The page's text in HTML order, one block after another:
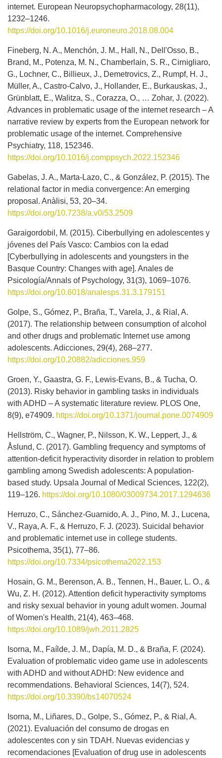
internet. European Neuropsychopharmacology, 28(11),
1232–1246.
https://doi.org/10.1016/j.euroneuro.2018.08.004
Fineberg, N. A., Menchón, J. M., Hall, N., Dell'Osso, B.,
Brand, M., Potenza, M. N., Chamberlain, S. R., Cirnigliaro,
G., Lochner, C., Billieux, J., Demetrovics, Z., Rumpf, H. J.,
Müller, A., Castro-Calvo, J., Hollander, E., Burkauskas, J.,
Grünblatt, E., Walitza, S., Corazza, O., … Zohar, J. (2022).
Advances in problematic usage of the internet research – A
narrative review by experts from the European network for
problematic usage of the internet. Comprehensive
Psychiatry, 118, 152346.
https://doi.org/10.1016/j.comppsych.2022.152346
Gabelas, J. A., Marta-Lazo, C., & González, P. (2015). The
relational factor in media convergence: An emerging
proposal. Anàlisi, 53, 20–34.
https://doi.org/10.7238/a.v0i53.2509
Garaigordobil, M. (2015). Ciberbullying en adolescentes y
jóvenes del País Vasco: Cambios con la edad
[Cyberbullying in adolescents and youngsters in the
Basque Country: Changes with age]. Anales de
Psicología/Annals of Psychology, 31(3), 1069–1076.
https://doi.org/10.6018/analesps.31.3.179151
Golpe, S., Gómez, P., Braña, T., Varela, J., & Rial, A.
(2017). The relationship between consumption of alcohol
and other drugs and problematic Internet use among
adolescents. Adicciones, 29(4), 268–277.
https://doi.org/10.20882/adicciones.959
Groen, Y., Gaastra, G. F., Lewis-Evans, B., & Tucha, O.
(2013). Risky behavior in gambling tasks in individuals
with ADHD – A systematic literature review. PLOS One,
8(9), e74909. https://doi.org/10.1371/journal.pone.0074909
Hellström, C., Wagner, P., Nilsson, K. W., Leppert, J., &
Åslund, C. (2017). Gambling frequency and symptoms of
attention-deficit hyperactivity disorder in relation to problem
gambling among Swedish adolescents: A population-
based study. Upsala Journal of Medical Sciences, 122(2),
119–126. https://doi.org/10.1080/03009734.2017.1294636
Herruzo, C., Sánchez-Guarnido, A. J., Pino, M. J., Lucena,
V., Raya, A. F., & Herruzo, F. J. (2023). Suicidal behavior
and problematic internet use in college students.
Psicothema, 35(1), 77–86.
https://doi.org/10.7334/psicothema2022.153
Hosain, G. M., Berenson, A. B., Tennen, H., Bauer, L. O., &
Wu, Z. H. (2012). Attention deficit hyperactivity symptoms
and risky sexual behavior in young adult women. Journal
of Women's Health, 21(4), 463–468.
https://doi.org/10.1089/jwh.2011.2825
Isorna, M., Faílde, J. M., Dapía, M. D., & Braña, F. (2024).
Evaluation of problematic video game use in adolescents
with ADHD and without ADHD: New evidence and
recommendations. Behavioral Sciences, 14(7), 524.
https://doi.org/10.3390/bs14070524
Isorna, M., Liñares, D., Golpe, S., Gómez, P., & Rial, A.
(2021). Evaluación del consumo de drogas en
adolescentes con y sin TDAH. Nuevas evidencias y
recomendaciones [Evaluation of drug use in adolescents